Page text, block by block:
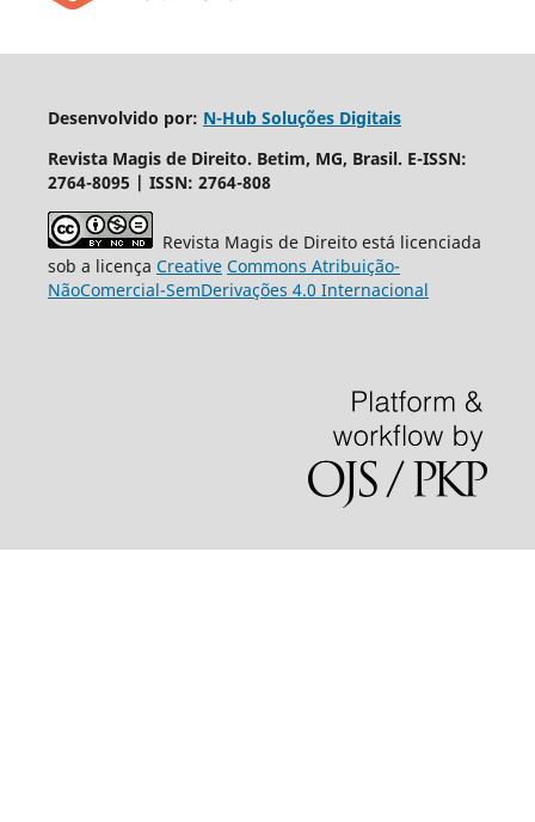
Desenvolvido por: N-Hub Soluções Digitais
Revista Magis de Direito. Betim, MG, Brasil. E-ISSN:
2764-8095 | ISSN: 2764-808
Revista Magis de Direito está licenciada
sob a licença Creative Commons Atribuição-
NãoComercial-SemDerivações 4.0 Internacional